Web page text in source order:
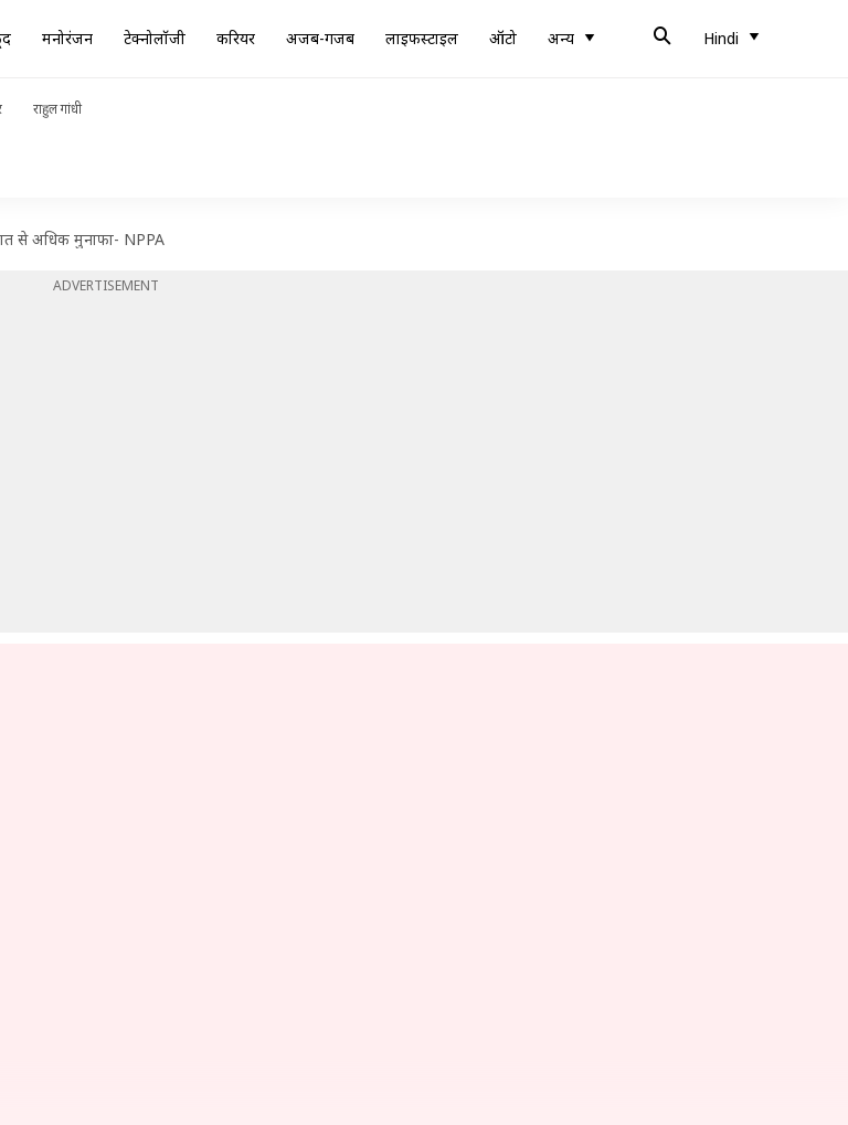
मनोरंजन टेक्नोलॉजी करियर अजब-गजब लाइफस्टाइल ऑटो अन्य Hindi
राहुल गांधी
से अधिक मुनाफा- NPPA
ADVERTISEMENT